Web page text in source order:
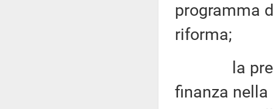
programma
riforma;
la
finanza